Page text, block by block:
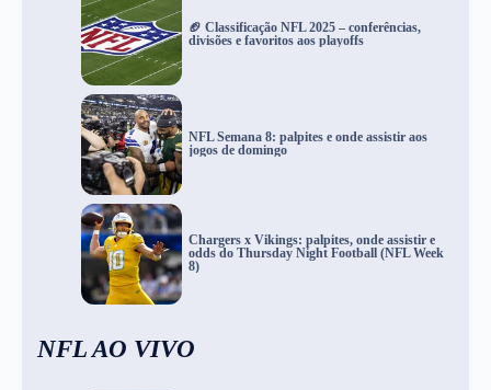
🏈 Classificação NFL 2025 – conferências,
divisões e favoritos aos playoffs
NFL Semana 8: palpites e onde assistir aos
jogos de domingo
Chargers x Vikings: palpites, onde assistir e
odds do Thursday Night Football (NFL Week
8)
NFL AO VIVO